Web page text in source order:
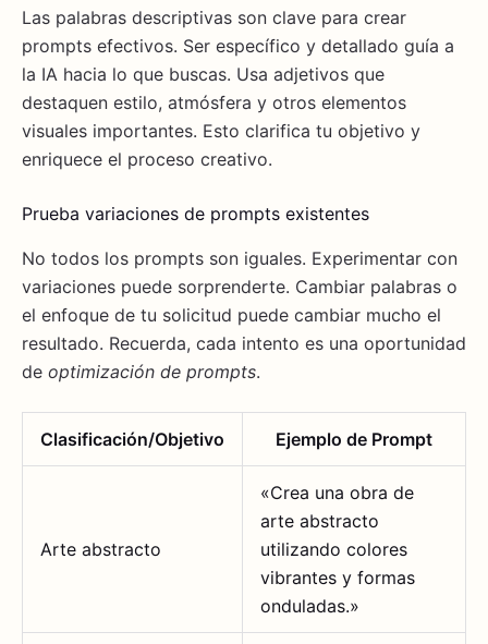
Las palabras descriptivas son clave para crear
prompts efectivos. Ser específico y detallado guía a
la IA hacia lo que buscas. Usa adjetivos que
destaquen estilo, atmósfera y otros elementos
visuales importantes. Esto clarifica tu objetivo y
enriquece el proceso creativo.
Prueba variaciones de prompts existentes
No todos los prompts son iguales. Experimentar con
variaciones puede sorprenderte. Cambiar palabras o
el enfoque de tu solicitud puede cambiar mucho el
resultado. Recuerda, cada intento es una oportunidad
de optimización de prompts.
Clasificación/Objetivo Ejemplo de Prompt
Arte abstracto
«Crea una obra de
arte abstracto
utilizando colores
vibrantes y formas
onduladas.»